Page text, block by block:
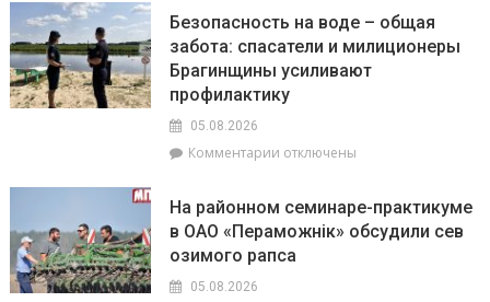
Безопасность на воде – общая
забота: спасатели и милиционеры
Брагинщины усиливают
профилактику
05.08.2026
Комментарии к
на
воде
–
отключены
На районном семинаре-практикуме
в ОАО «Пераможнік» обсудили сев
озимого рапса
05.08.2026